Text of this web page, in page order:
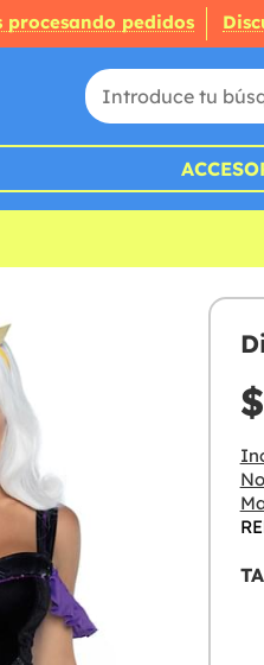
procesando pedidos